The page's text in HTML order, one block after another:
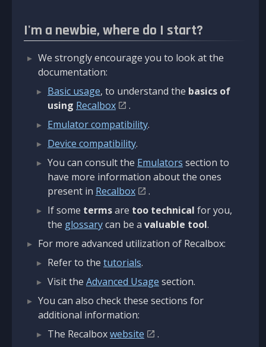
I'm a newbie, where do I start?
We strongly encourage you to look at the
documentation:
Basic usage, to understand the basics of
using Recalbox
.
Emulator compatibility.
Device compatibility.
You can consult the Emulators section to
have more information about the ones
present in Recalbox
.
If some termsare too technical for you,
the glossarycan be a valuable tool.
For more advanced utilization of Recalbox:
Refer to the tutorials.
Visit the Advanced Usage section.
You can also check these sections for
additional information:
The Recalboxwebsite
.